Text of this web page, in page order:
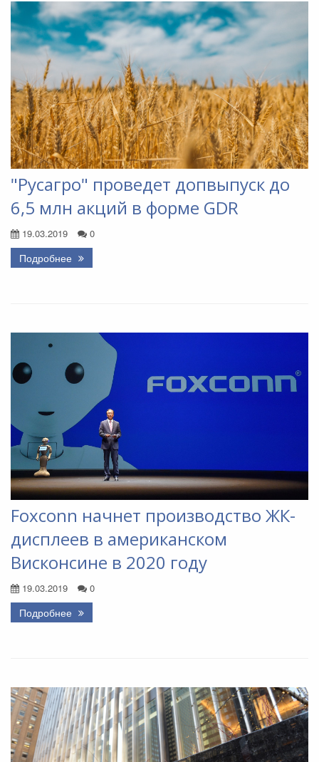
"Русагро" проведет допвыпуск до
6,5 млн акций в форме GDR
19.03.2019 0
Подробнее
Foxconn начнет производство ЖК-
дисплеев в американском
Висконсине в 2020 году
19.03.2019 0
Подробнее